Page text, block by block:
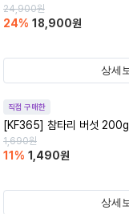
24,900원
24% 18,900원
상세
직접 구매한
[KF365] 참타리 버섯 200g
1,690원
11 % 1,490원
상세